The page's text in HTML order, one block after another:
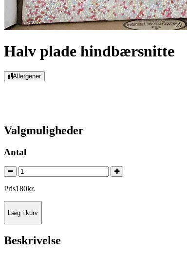
Halv plade hindbærsnitte
Allergener
Valgmuligheder
Antal
Pris180kr.
Læg i kurv
Beskrivelse